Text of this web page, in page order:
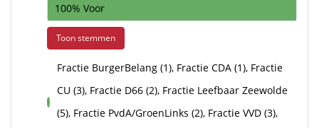
100% Voor
Toon stemmen
voor
Fractie BurgerBelang (1), Fractie CDA (1), Fractie
CU (3), Fractie D66 (2), Fractie Leefbaar Zeewolde
(5), Fractie PvdA/GroenLinks (2), Fractie VVD (3),